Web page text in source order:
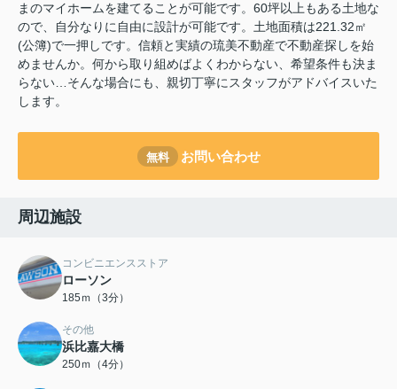
まのマイホームを建てることが可能です。60坪以上もある土地な
ので、自分なりに自由に設計が可能です。土地面積は221.32㎡
(公簿)で一押しです。信頼と実績の琉美不動産で不動産探しを始
めませんか。何から取り組めばよくわからない、希望条件も決ま
らない…そんな場合にも、親切丁寧にスタッフがアドバイスいた
します。
無料 お問い合わせ
周辺施設
コンビニエンスストア
ローソン
185ｍ（3分）
その他
浜比嘉大橋
250ｍ（4分）